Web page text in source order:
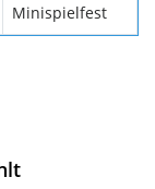
Minispielfest